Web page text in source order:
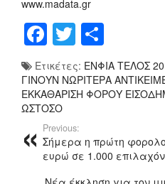
www.madata.gr
F
a
c
e
b
o
o
T
wi
tt
er
οι
ρ
α
τ
εί
Ετικέτες: ΕΝΦΙΑ ΤΕΛΟΣ
ΓΙΝΟΥΝ ΝΩΡΙΤΕΡΑ
ΕΚΚΑΘΑΡΙΣΗ ΦΟΡΟΥ
ΩΣΤΟΣΟ
Previous:
Σήμερα η πρώτη
ευρώ σε 1.000